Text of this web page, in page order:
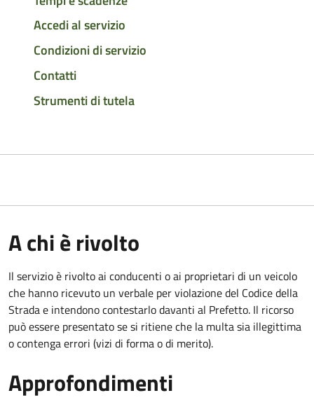
Accedi al servizio
Condizioni di servizio
Contatti
Strumenti di tutela
A chi è rivolto
Il servizio è rivolto ai conducenti o ai proprietari di un veicolo
che hanno ricevuto un verbale per violazione del Codice della
Strada e intendono contestarlo davanti al Prefetto. Il ricorso
può essere presentato se si ritiene che la multa sia illegittima
o contenga errori (vizi di forma o di merito).
Approfondimenti